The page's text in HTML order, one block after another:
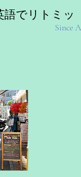
でリトミッ
Since